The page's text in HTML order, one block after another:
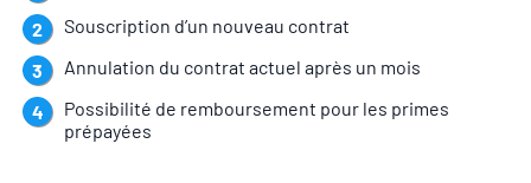
Souscription d’un nouveau contrat
Annulation du contrat actuel après un mois
Possibilité de remboursement pour les primes
prépayées